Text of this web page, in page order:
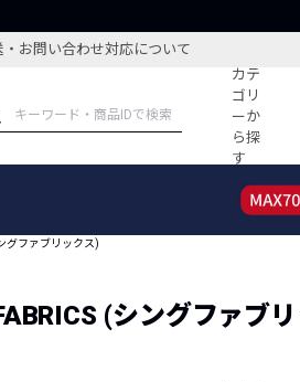
お問い合わせ対応について
カテ
ゴリ
ーか
ら探
す
特集記事
コーディネート
グファブリックス)
(シングファブ